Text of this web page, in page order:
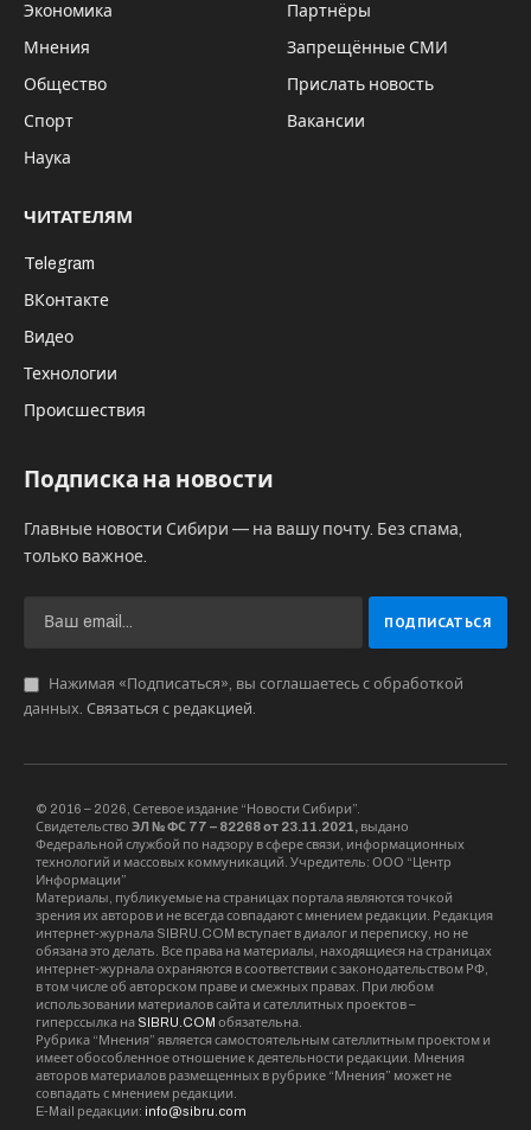
Экономика
Мнения
Общество
Спорт
Наука
Партнёры
Запрещённые СМИ
Прислать новость
Вакансии
ЧИТАТЕЛЯМ
Telegram
ВКонтакте
Видео
Технологии
Происшествия
Подписка на новости
Главные новости Сибири — на вашу почту. Без спама,
только важное.
Нажимая «Подписаться», вы соглашаетесь с обработкой
данных. Связаться с редакцией
© 2016 – 2026, Сетевое издание “Новости Сибири”.
Свидетельство ЭЛ № ФС 77 – 82268 от 23.11.2021, выдано
Федеральной службой по надзору в сфере связи, информационных
технологий и массовых коммуникаций. Учредитель: ООО “Центр
Информации”
Материалы, публикуемые на страницах портала являются точкой
зрения их авторов и не всегда совпадают с мнением редакции. Редакция
интернет-журнала SIBRU.COM вступает в диалог и переписку, но не
обязана это делать. Все права на материалы, находящиеся на страницах
интернет-журнала охраняются в соответствии с законодательством РФ,
в том числе об авторском праве и смежных правах. При любом
использовании материалов сайта и сателлитных проектов –
гиперссылка на SIBRU.COM обязательна.
Рубрика “Мнения” является самостоятельным сателлитным проектом и
имеет обособленное отношение к деятельности редакции. Мнения
авторов материалов размещенных в рубрике “Мнения” может не
совпадать с мнением редакции.
E-Mail редакции: info@sibru.com